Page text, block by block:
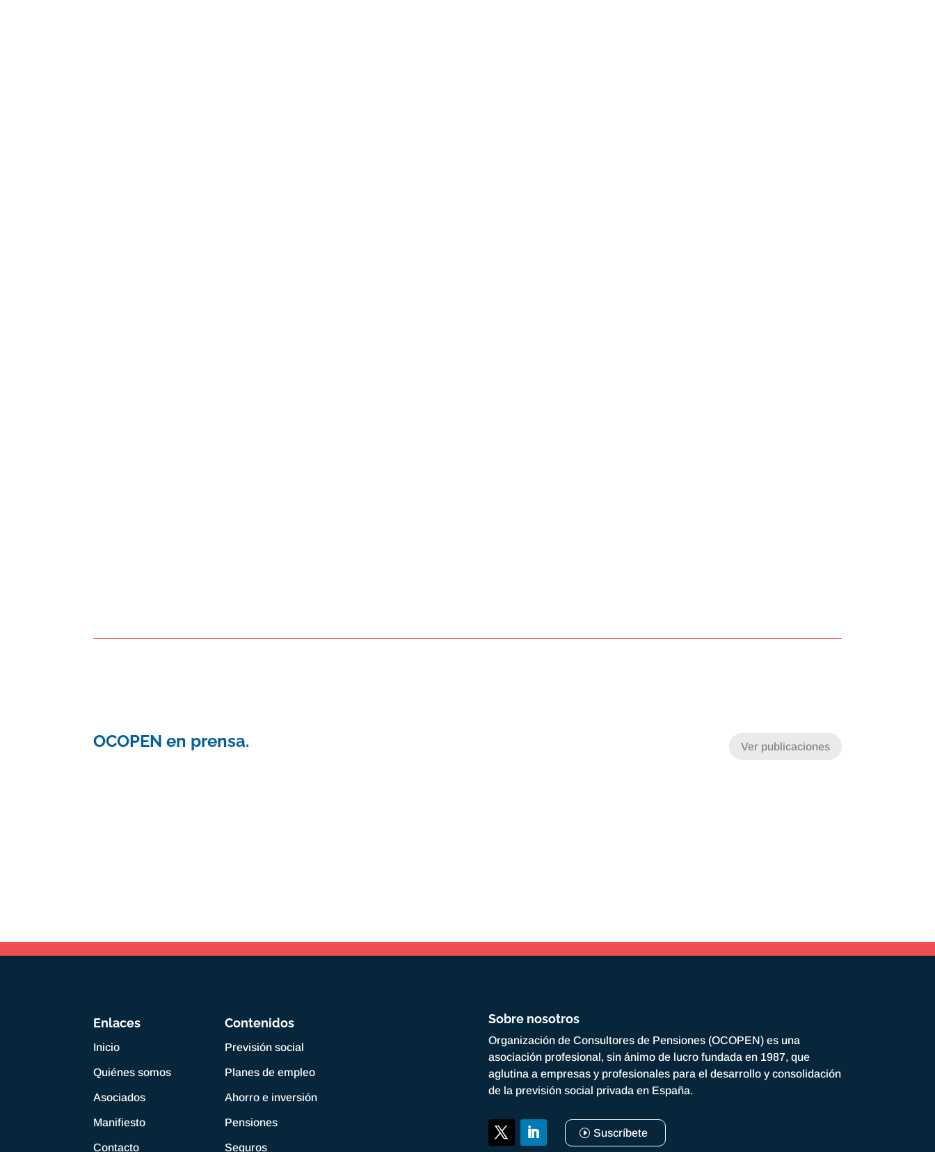
OCOPEN en prensa. Ver publicaciones
Enlaces
Inicio
Quiénes somos
Asociados
Manifiesto
Contacto
Contenidos
Previsión social
Planes de empleo
Ahorro e inversión
Pensiones
Seguros
Sobre nosotros
Organización de Consultores de Pensiones (OCOPEN) es una
asociación profesional, sin ánimo de lucro fundada en 1987, que
aglutina a empresas y profesionales para el desarrollo y consolidación
de la previsión social privada en España.
Suscríbete